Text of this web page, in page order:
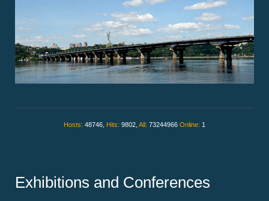
Hosts: 48746, Hits: 9802, All: 73244966 Online: 1
Exhibitions and Conferences